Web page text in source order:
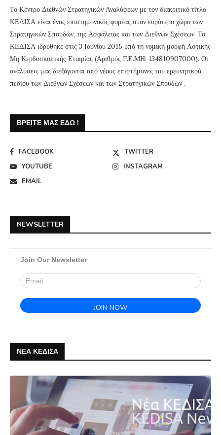
Το Κέντρο Διεθνών Στρατηγικών Αναλύσεων με τον διακριτικό τίτλο
ΚΕΔΙΣΑ είναι ένας επιστημονικός φορέας στον ευρύτερο χώρο των
Στρατηγικών Σπουδών, της Ασφάλειας και των Διεθνών Σχέσεων. Το
ΚΕΔΙΣΑ ιδρύθηκε στις 3 Ιουνίου 2015 υπό τη νομική μορφή Αστικής
Μη Κερδοσκοπικής Εταιρίας (Αριθμός Γ.Ε.ΜΗ: 134810907000). Οι
αναλύσεις μας διεξάγονται από νέους επιστήμονες του ερευνητικού
πεδίου των Διεθνών Σχέσεων και των Στρατηγικών Σπουδών .
ΒΡΕΊΤΕ ΜΑΣ ΕΔΏ !
FACEBOOK
TWITTER
YOUTUBE
INSTAGRAM
EMAIL
NEWSLETTER
Join Our Newsletter
ΝΕΑ ΚΕΔΙΣΑ